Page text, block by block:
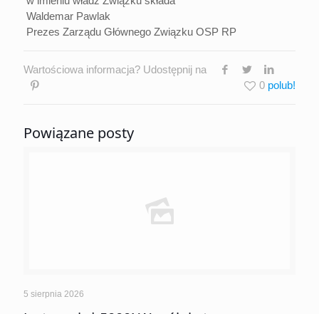
Waldemar Pawlak
Prezes Zarządu Głównego Związku OSP RP
Wartościowa informacja? Udostępnij na
0
Powiązane posty
5 sierpnia 2026